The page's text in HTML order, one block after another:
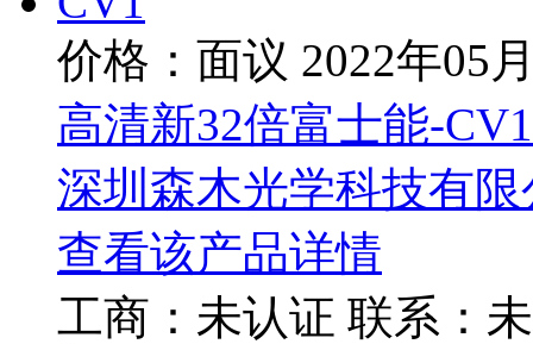
价格：面议 2022年05
高清新32倍富士能-CV1
深圳森木光学科技有限
查看该产品详情
工商： 未认证 联系：